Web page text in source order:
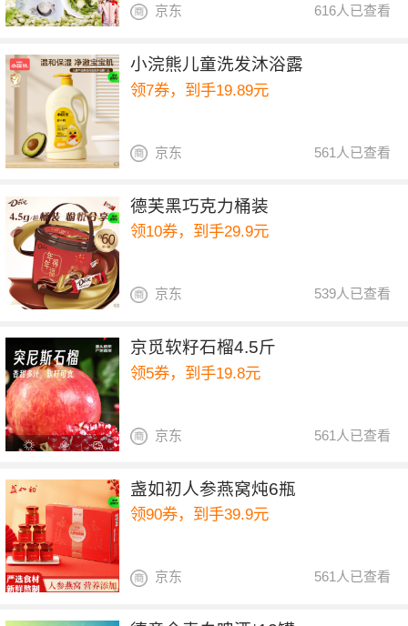
616人已查看
京东
小浣熊儿童洗发沐浴露
领7券，到手19.89元
561人已查看
京东
德芙黑巧克力桶装
领10券，到手29.9元
539人已查看
京东
京觅软籽石榴4.5斤
领5券，到手19.8元
561人已查看
京东
盏如初人参燕窝炖6瓶
领90券，到手39.9元
561人已查看
京东